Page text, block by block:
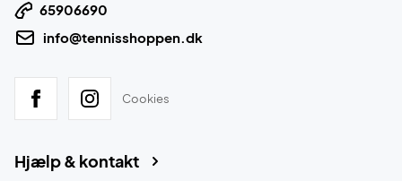
65906690
info@tennisshoppen.dk
Cookies
Hjælp & kontakt